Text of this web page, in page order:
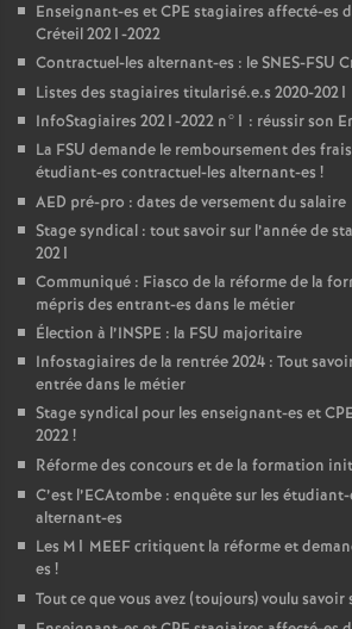
Enseignant-es etCPE stagiaires affecté-es
Créteil 2021-2022
Contractuel-les alternant-es : leSNES-FSU
Listes des stagiaires titularisé.e.s 2020-2021
InfoStagiaires 2021-2022 n°1 : réussir son
La FSU demande le remboursement des
étudiant-es contractuel-les alternant-es !
AED pré-pro : dates de versement du salaire
Stage syndical : tout savoir sur l’année de
2021
Communiqué : Fiasco de la réforme de la
mépris des entrant-es dans le métier
Élection à l’INSPE : la FSU majoritaire
Infostagiaires de la rentrée 2024 : Tout
entrée dans le métier
Stage syndical pour les enseignant-es etCPE
2022!
Réforme des concours et de la formation
C’est l’ECAtombe : enquête sur les
alternant-es
Les M1 MEEFcritiquent la réforme et
es !
Tout ce que vous avez (toujours) voulu savoir